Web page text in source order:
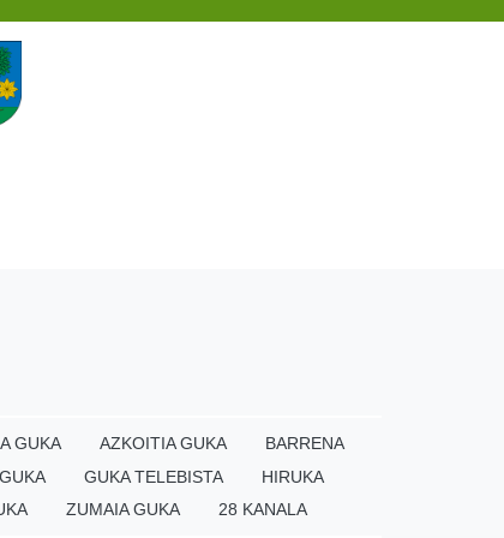
GUKA AZKOITIA GUKA
BARRENA
GUKA GUKA TELEBISTA
HIRUKA
ZUMAIA GUKA 28 KANALA